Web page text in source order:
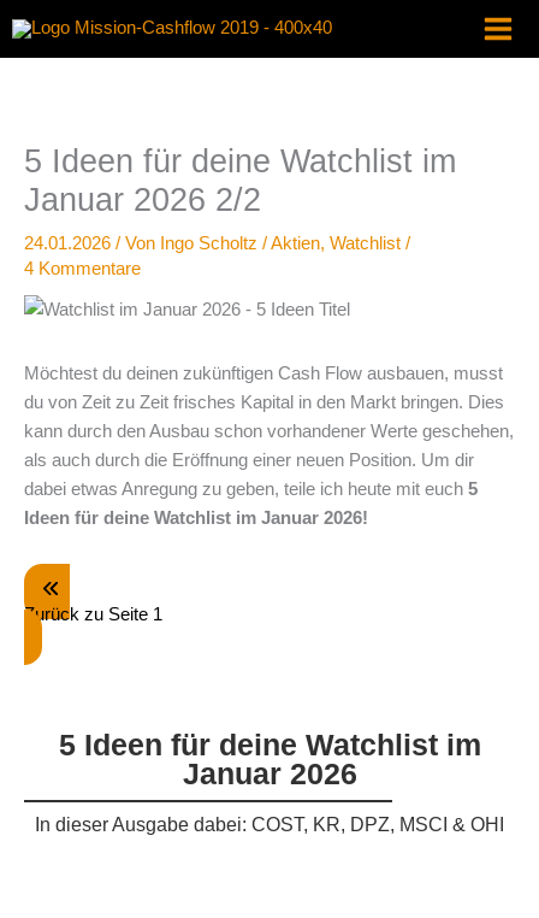
Inhalt
5 Ideen für deine Watchlist im
Januar 2026 2/2
24.01.2026 / Von Ingo Scholtz /Aktien, Watchlist /
4 Kommentare
Möchtest du deinen zukünftigen Cash Flow ausbauen, musst
du von Zeit zu Zeit frisches Kapital in den Markt bringen. Dies
kann durch den Ausbau schon vorhandener Werte geschehen,
als auch durch die Eröffnung einer neuen Position. Um dir
dabei etwas Anregung zu geben, teile ich heute mit euch 5
Ideen für deine Watchlist im Januar 2026!
Zurück zu Seite 1
5 Ideen für deine Watchlist im
Januar 2026
In dieser Ausgabe dabei: COST, KR, DPZ, MSCI & OHI